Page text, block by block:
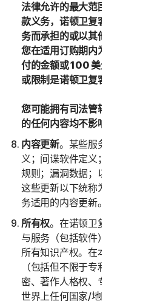
法律允许的最大范围内，如果您
款义务，诺顿卫复客或其许可方
务而承担的或以其他方式与本
您在适用订购期内为适用服务向
付的金额或 100 美元（按适用情
或限制是诺顿卫复客与您之间交
您可能拥有司法管辖区适用法律
的任何内容均不影响这些权利（如
内容更新。某些服务使用不时更
义；间谍软件定义；反垃圾邮件
规则；漏洞数据；以及经过身份
这些更新以下统称为“内容更新”
务适用的内容更新。
所有权。在诺顿卫复客与您之间
与服务（包括软件）有关的所有
所有知识产权。在本 LSA 中，“
（包括但不限于专利申请和公告
密、著作人格权、专有技术、数
世界上任何国家/地区或司法辖区